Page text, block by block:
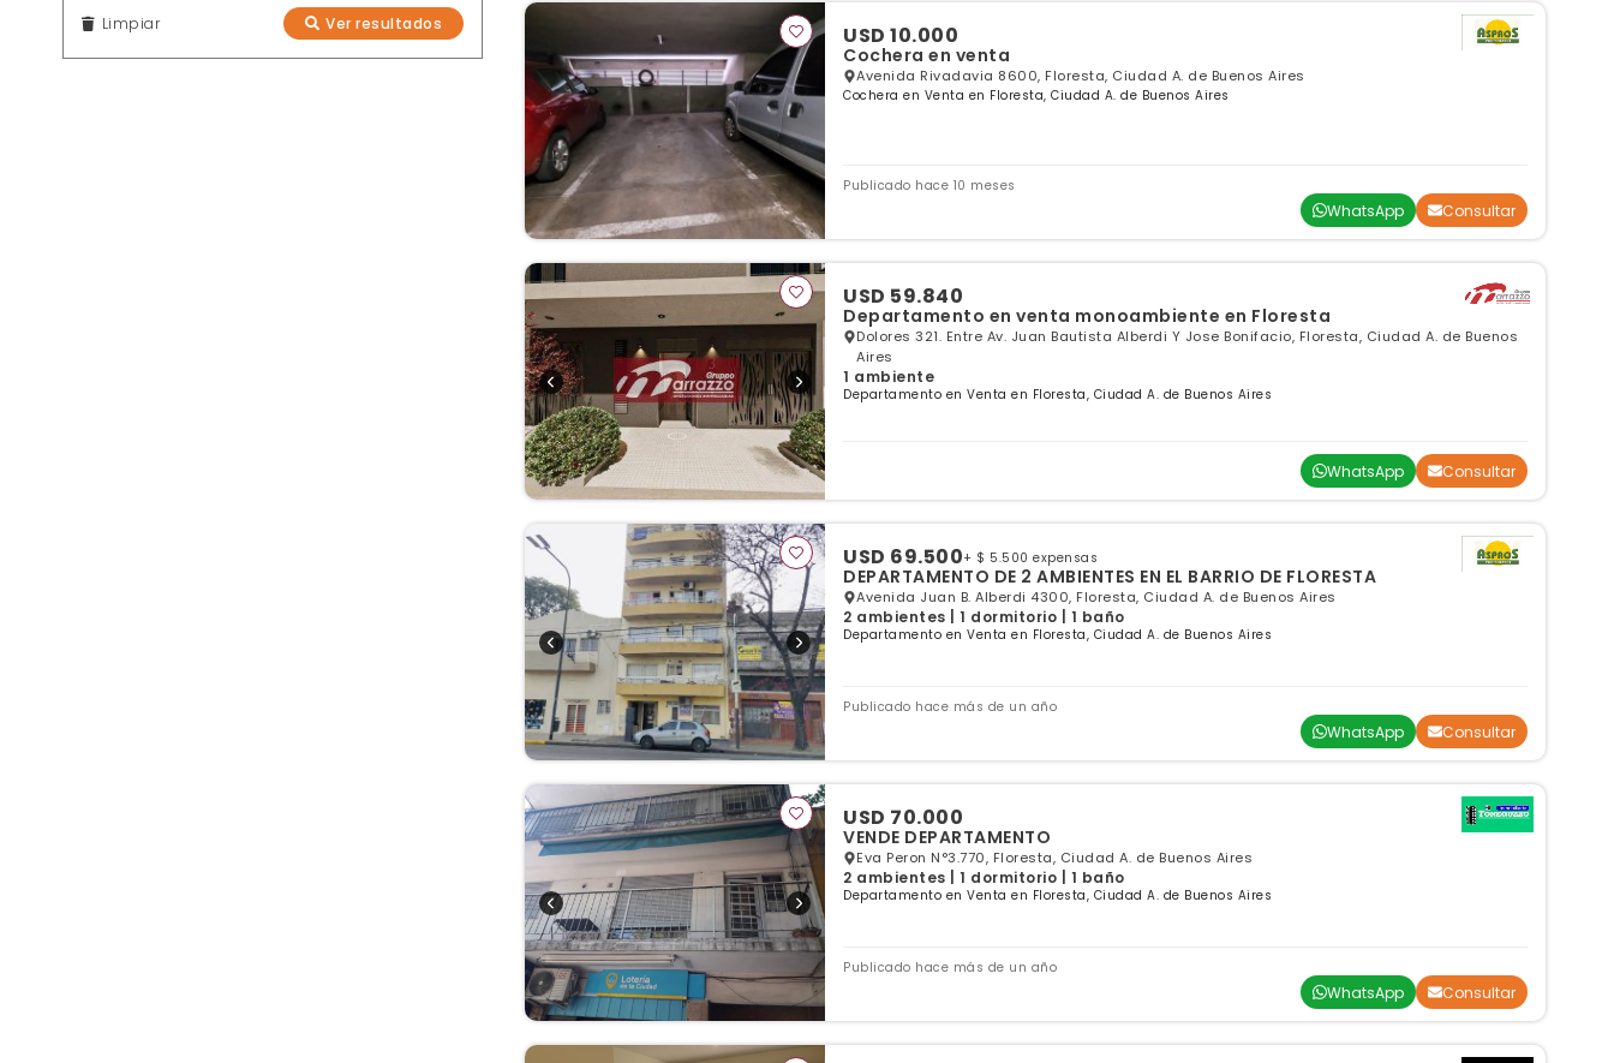
Limpiar Ver resultados USD 10.000
Cochera en venta
Avenida Rivadavia 8600, Floresta, Ciudad A. de Buenos Aires
Cochera en Venta en Floresta, Ciudad A. de Buenos Aires
Publicado hace 10 meses
WhatsApp Consultar
USD 59.840
Departamento en venta monoambiente en Floresta
Dolores 321. Entre Av. Juan Bautista Alberdi Y Jose Bonifacio, Floresta, Ciudad A. de Buenos
Aires
1 ambiente
Departamento en Venta en Floresta, Ciudad A. de Buenos Aires
WhatsApp Consultar
USD 69.500+ $ 5.500 expensas
DEPARTAMENTO DE 2 AMBIENTES EN EL BARRIO DE FLORESTA
Avenida Juan B. Alberdi 4300, Floresta, Ciudad A. de Buenos Aires
2 ambientes | 1 dormitorio | 1 baño
Departamento en Venta en Floresta, Ciudad A. de Buenos Aires
Publicado hace más de un año
WhatsApp Consultar
USD 70.000
VENDE DEPARTAMENTO
Eva Peron N°3.770, Floresta, Ciudad A. de Buenos Aires
2 ambientes | 1 dormitorio | 1 baño
Departamento en Venta en Floresta, Ciudad A. de Buenos Aires
Publicado hace más de un año
WhatsApp Consultar